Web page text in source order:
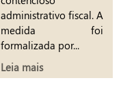
administrativo fiscal. A
medida foi
formalizada por...
Leia mais